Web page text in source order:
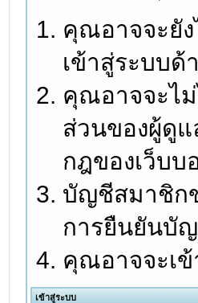
คุณอาจจะยัง
เข้าสู่ระบบด้
คุณอาจจะไ
ส่วนของผู้ดู
กฎของเว็บบ
บัญชีสมาชิก
การยืนยันบั
คุณอาจจะเ
เข้าสู่ระบบ